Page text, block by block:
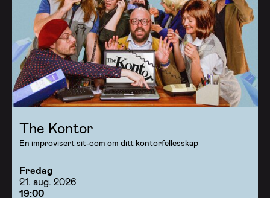
The Kontor
En improvisert sit-com om ditt kontorfellesskap
Fredag
21. aug. 2026
19:00